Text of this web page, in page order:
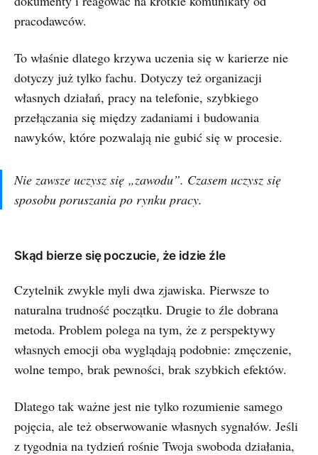
pracodawców.
To właśnie dlatego krzywa uczenia się w karierze nie
dotyczy już tylko fachu. Dotyczy też organizacji
własnych działań, pracy na telefonie, szybkiego
przełączania się między zadaniami i budowania
nawyków, które pozwalają nie gubić się w procesie.
Nie zawsze uczysz się „zawodu”. Czasem uczysz się
sposobu poruszania po rynku pracy.
Skąd bierze się poczucie, że idzie źle
Czytelnik zwykle myli dwa zjawiska. Pierwsze to
naturalna trudność początku. Drugie to źle dobrana
metoda. Problem polega na tym, że z perspektywy
własnych emocji oba wyglądają podobnie: zmęczenie,
wolne tempo, brak pewności, brak szybkich efektów.
Dlatego tak ważne jest nie tylko rozumienie samego
pojęcia, ale też obserwowanie własnych sygnałów. Jeśli
z tygodnia na tydzień rośnie Twoja swoboda działania,